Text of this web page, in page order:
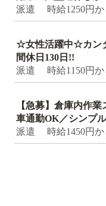
派遣 時給1250円
☆女性活躍中☆カン
間休⽇130⽇!!
派遣 時給1150円
【急募】倉庫内作
車通勤OK／シンプ
派遣 時給1450円